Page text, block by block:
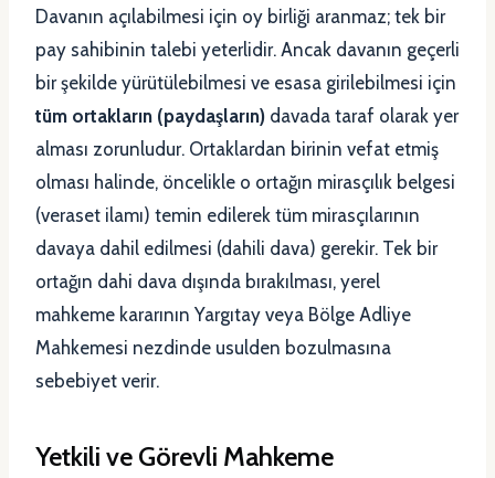
Davanın açılabilmesi için oy birliği aranmaz; tek bir
pay sahibinin talebi yeterlidir. Ancak davanın geçerli
bir şekilde yürütülebilmesi ve esasa girilebilmesi için
tüm ortakların (paydaşların) davada taraf olarak yer
alması zorunludur. Ortaklardan birinin vefat etmiş
olması halinde, öncelikle o ortağın mirasçılık belgesi
(veraset ilamı) temin edilerek tüm mirasçılarının
davaya dahil edilmesi (dahili dava) gerekir. Tek bir
ortağın dahi dava dışında bırakılması, yerel
mahkeme kararının Yargıtay veya Bölge Adliye
Mahkemesi nezdinde usulden bozulmasına
sebebiyet verir.
Yetkili ve Görevli Mahkeme